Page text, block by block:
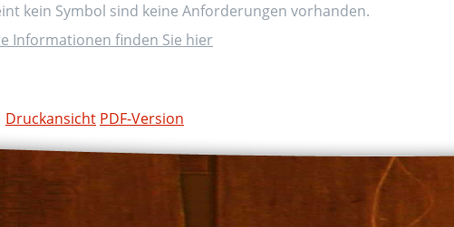
kein Symbol sind keine Anforderungen vorhanden.
Informationen finden Sie hier
Druckansicht PDF-Version